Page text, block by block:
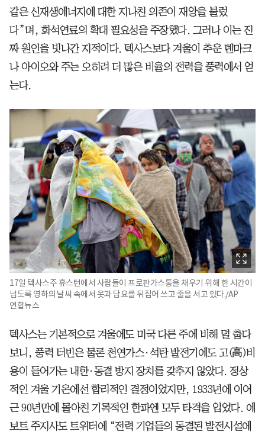
같은 신재생에너지에 대한 지나친 의존이 재앙을 불렀
다”며, 화석연료의 확대 필요성을 주장했다. 그러나 이는 진
짜 원인을 빗나간 지적이다. 텍사스보다 겨울이 추운 덴마크
나 아이오와 주는 오히려 더 많은 비율의 전력을 풍력에서 얻
는다.
17일 텍사스주 휴스턴에서 사람들이 프로판가스통을 채우기 위해 한 시간이
넘도록 영하의 날씨 속에서 옷과 담요를 뒤집어 쓰고 줄을 서고 있다./AP
연합뉴스
텍사스는 기본적으로 겨울에도 미국 다른 주에 비해 덜 춥다
보니, 풍력 터빈은 물론 천연가스·석탄 발전기에도 고(高)비
용이 들어가는 내한·동결 방지 장치를 갖추지 않았다. 정상
적인 겨울 기온에선 합리적인 결정이었지만, 1933년에 이어
근 90년만에 몰아친 기록적인 한파엔 모두 타격을 입었다. 에
보트 주지사도 트위터에 “전력 기업들의 동결된 발전시설에